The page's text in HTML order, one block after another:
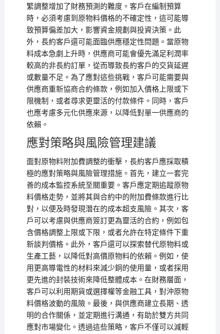
繁調整增加了財務預測的難度。客戶在編制預算
時，必須考慮到原物料價格的不確定性，這可能導
致預算偏差加大，影響資金規劃與投資決策。此
外，長約客戶還可能面臨供應穩定性問題。當原物
料成本急劇上升時，供應商可能會優先滿足利潤率
較高的非長約訂單，從而導致長約客戶的交貨延遲
或數量不足。為了應對這些挑戰，客戶可能需要與
供應商重新協商合約條款，例如加入價格上限或下
限機制，或者尋求更靈活的付款條件。同時，客戶
也應考慮多元化供應來源，以降低對單一供應商的
依賴。
應對策略與風險管理建議
面對原物料附加費調整的衝擊，長約客戶應採取積
極的應對策略與風險管理措施。首先，建立一套完
善的成本監控系統至關重要。客戶應定期追蹤原物
料價格走勢，並將其與合約中的附加費條款進行比
對，以便及時發現潛在的成本超支風險。其次，客
戶可以考慮與供應商簽訂更為靈活的合約，例如包
含價格調整上限或下限，或者允許在特定條件下重
新談判價格。此外，客戶還可以探索替代原物料或
生產工藝，以降低對高價原物料的依賴。例如，使
用更高導電性的材料來減少銅的使用量，或者採用
更先進的封裝技術來降低整體成本。在財務層面，
客戶可以利用期貨或選擇權等金融工具，對沖原物
料價格波動的風險。最後，與供應商建立長期、透
明的合作關係，並定期進行溝通，有助於雙方共同
應對市場變化。透過這些策略，客戶不僅可以減輕